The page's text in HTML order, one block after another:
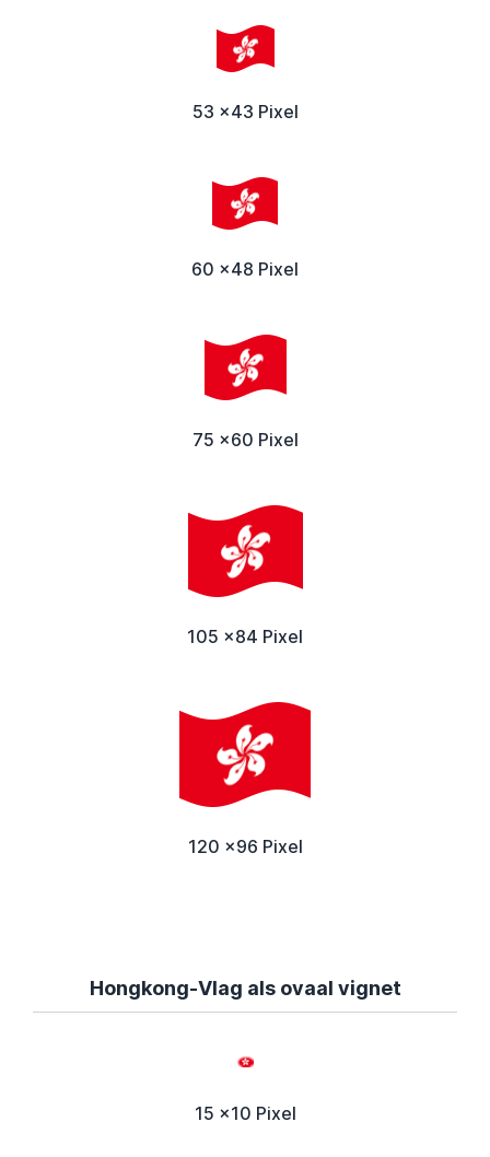
53 x43 Pixel
60 x48 Pixel
75 x60 Pixel
105 x84 Pixel
120 x96 Pixel
Hongkong-Vlag als ovaal vignet
15 x10 Pixel